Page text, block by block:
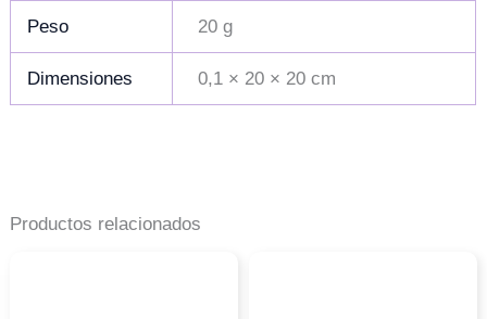
Peso 20 g
Dimensiones 0,1 × 20 × 20 cm
Productos relacionados